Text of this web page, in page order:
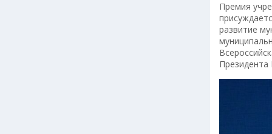
Премия
развитие
Президента